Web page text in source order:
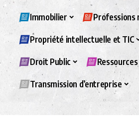
Immobilier Professions
Propriété intellectuelle et TIC
Droit Public
Transmission d’entreprise